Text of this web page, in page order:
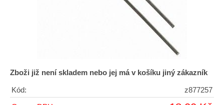
Zboži již není skladem nebo jej má v košíku jiný zákazník
Kód: z877257